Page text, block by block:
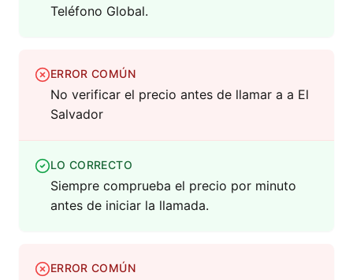
Teléfono Global.
ERROR COMÚN
No verificar el precio antes de llamar a a El
Salvador
LO CORRECTO
Siempre comprueba el precio por minuto
antes de iniciar la llamada.
ERROR COMÚN